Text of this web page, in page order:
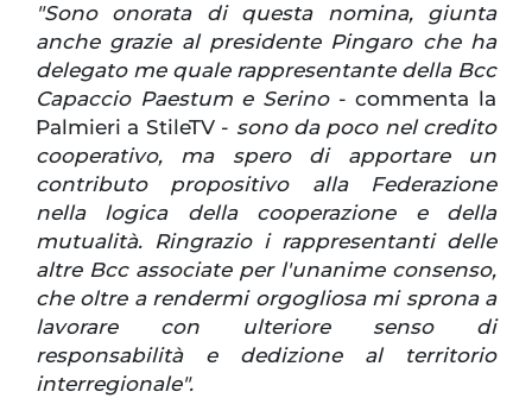
"Sono onorata di questa nomina, giunta
anche grazie al presidente Pingaro che ha
delegato me quale rappresentante della Bcc
Capaccio Paestum e Serino- commenta la
Palmieri a StileTV - sono da poco nel credito
cooperativo, ma spero di apportare un
contributo propositivo alla Federazione
nella logica della cooperazione e della
mutualità. Ringrazio i rappresentanti delle
altre Bcc associate per l'unanime consenso,
che oltre a rendermi orgogliosa mi sprona a
lavorare con ulteriore senso di
responsabilità e dedizione al territorio
interregionale".